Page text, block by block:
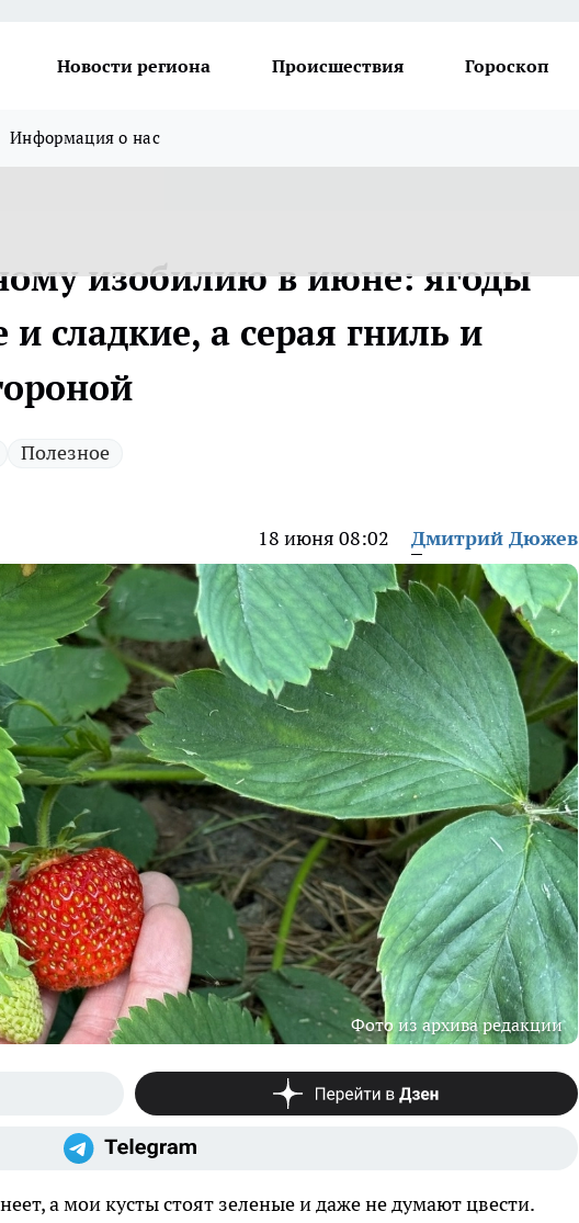
Новости региона Происшествия Гороскоп
Информация о нас
изобилию в июне: ягоды
сладкие, а серая гниль и
Полезное
18 июня 08:02 Дмитрий Дюжев
Фото из архива редакции
а мои кусты стоят зеленые и даже не думают цвести.